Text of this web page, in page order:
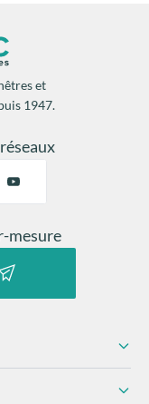
et
1947.
mesure